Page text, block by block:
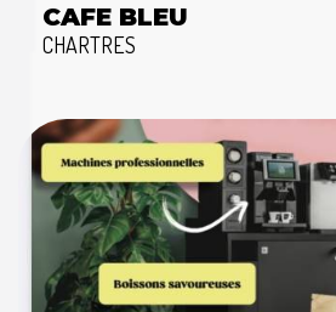
CAFE BLEU
CHARTRES